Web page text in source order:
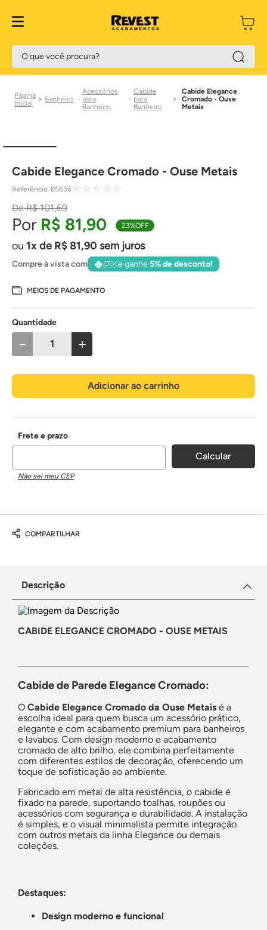
O que você procura?
Banheiro
Acessórios
para
Banheiro
Cabide
para
Banheiro
Cabide Elegance
Cromado - Ouse
Metais
Cabide Elegance Cromado - Ouse Metais
Referência: 85636
R$ 101,69
R$ 81,90 23%OFF
1 de R$81,90 sem juros
Compre à vista com e ganhe5% de desconto!
MEIOS DE PAGAMENTO
Quantidade
＋
－
Adicionar ao carrinho
Não sei meu CEP
COMPARTILHAR
Descrição
CABIDE ELEGANCE CROMADO - OUSE METAIS
Cabide de Parede Elegance Cromado:
O Cabide Elegance Cromado da Ouse Metais é a
escolha ideal para quem busca um acessório prático,
elegante e com acabamento premium para banheiros
e lavabos. Com design moderno e acabamento
cromado de alto brilho, ele combina perfeitamente
com diferentes estilos de decoração, oferecendo um
toque de sofisticação ao ambiente.
Fabricado em metal de alta resistência, o cabide é
fixado na parede, suportando toalhas, roupões ou
acessórios com segurança e durabilidade. A instalação
é simples, e o visual minimalista permite integração
com outros metais da linha Elegance ou demais
coleções.
Destaques:
Design moderno e funcional